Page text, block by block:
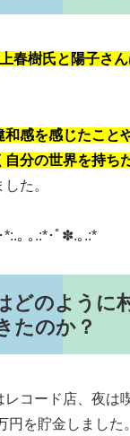
春樹氏と陽子さ
和感を感じたこと
自分の世界を持ち
した。
*:.｡ ｡.:*･ﾟ✽.｡.:*
どのように
たのか？
コード店、夜は
円を貯金しました。